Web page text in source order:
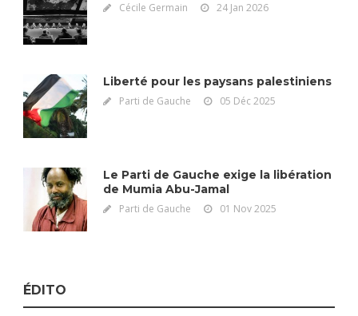
Cécile Germain 24 Jan 2026
Liberté pour les paysans palestiniens
Parti de Gauche 05 Déc 2025
Le Parti de Gauche exige la libération
de Mumia Abu-Jamal
Parti de Gauche 01 Nov 2025
ÉDITO